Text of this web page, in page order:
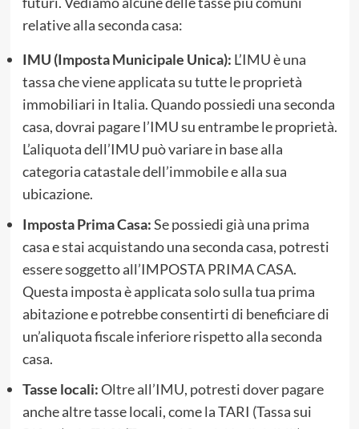
relative alla seconda casa:
IMU (Imposta Municipale Unica): L’IMU è una
tassa che viene applicata su tutte le proprietà
immobiliari in Italia. Quando possiedi una seconda
casa, dovrai pagare l’IMU su entrambe le proprietà.
L’aliquota dell’IMU può variare in base alla
categoria catastale dell’immobile e alla sua
ubicazione.
Imposta Prima Casa:Se possiedi già una prima
casa e stai acquistando una seconda casa, potresti
essere soggetto all’IMPOSTA PRIMA CASA.
Questa imposta è applicata solo sulla tua prima
abitazione e potrebbe consentirti di beneficiare di
un’aliquota fiscale inferiore rispetto alla seconda
casa.
Tasse locali:Oltre all’IMU, potresti dover pagare
anche altre tasse locali, come la TARI (Tassa sui